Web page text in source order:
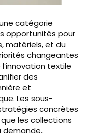
catégorie
opportunités pour
matériels, et du
changeantes
textile
des
et
Les sous-
concrètes
les collections
demande..